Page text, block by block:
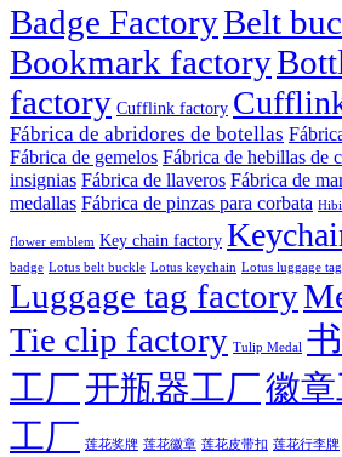
Badge FactoryBelt
Bookmark factory
factory Cufflink factory
Fábrica de abridores de botellas
Fábrica de gemelos Fábrica de hebillas de
insignias Fábrica de llaveros Fábrica de
medallas Fábrica de pinzas para corbata
flower emblem Key chain factory
badge Lotus belt buckle Lotus keychain Lotus luggage tag
Luggage tag factory
Tie clip factory Tulip Medal
工厂开瓶器工厂徽
工厂 莲花奖牌 莲花徽章 莲花皮带扣 莲花行李牌